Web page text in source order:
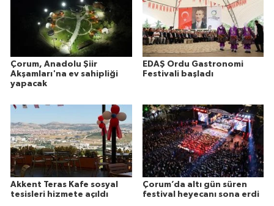
Çorum, Anadolu Şiir
Akşamları'na ev sahipliği
yapacak
EDAŞ Ordu Gastronomi
Festivali başladı
Akkent Teras Kafe sosyal
tesisleri hizmete açıldı
Çorum’da altı gün süren
festival heyecanı sona erdi